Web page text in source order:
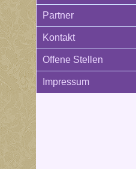
Partner
Kontakt
Offene Stellen
Impressum